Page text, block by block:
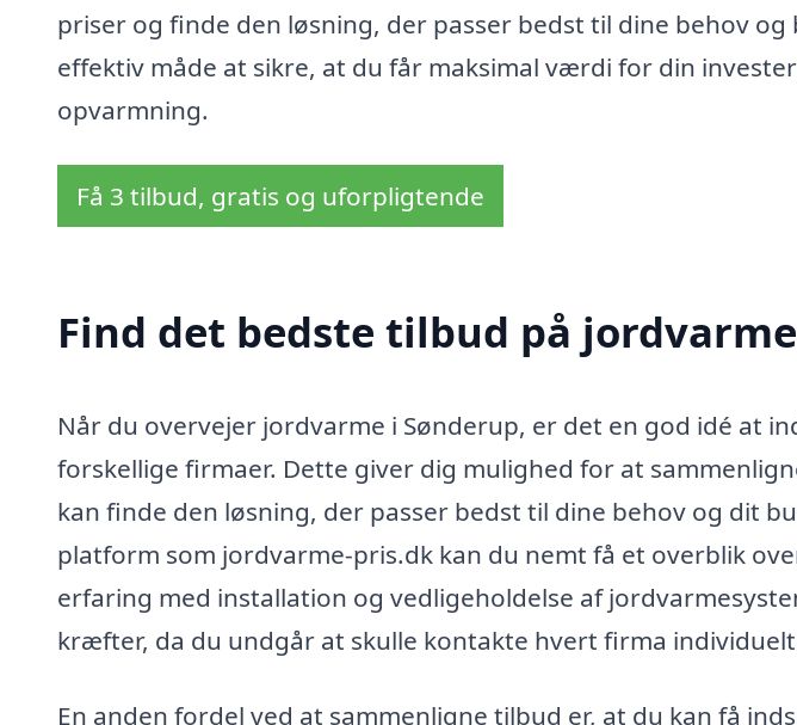
priser og finde den løsning, der passer bedst til dine behov
effektiv måde at sikre, at du får maksimal værdi for din
opvarmning.
Få 3 tilbud, gratis og uforpligtende
Find det bedste tilbud på
Når du overvejer jordvarme i Sønderup, er det en god idé at
forskellige firmaer. Dette giver dig mulighed for at
kan finde den løsning, der passer bedst til dine behov og dit
platform som jordvarme-pris.dk kan du nemt få et overblik
erfaring med installation og vedligeholdelse af
kræfter, da du undgår at skulle kontakte hvert firma
En anden fordel ved at sammenligne tilbud er, at du kan få